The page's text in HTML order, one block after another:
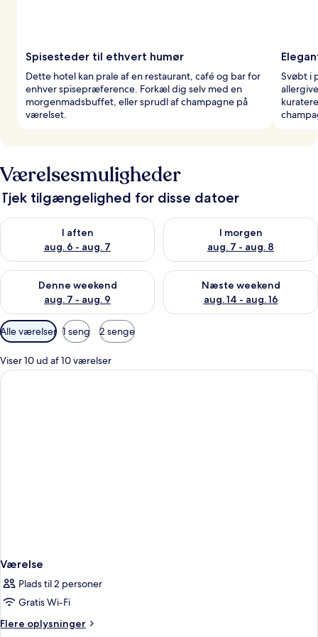
Spisesteder til ethvert humør
Dette hotel kan prale af en restaurant, café og bar for
enhver spisepræference. Forkæl dig selv med en
morgenmadsbuffet, eller sprudl af champagne på
værelset.
Svøbt i
Værelsesmuligheder
Tjek tilgængelighed for disse datoer
I aften
aug. 6 - aug. 7
Tjek tilgængelighed for i aften aug. 6 - aug. 7
I morgen
aug. 7 - aug. 8
Tjek tilgængelighed for i
Denne weekend
aug. 7 - aug. 9
Tjek tilgængelighed for denne weekend aug. 7 - aug. 9
Næste weekend
aug. 14 - aug. 16
Tjek tilgængelighed for næste
Tilgængelige
filtre
for
værelser
Alle værelser 1 seng 2 senge
Viser 10 ud af 10 værelser
Værelse
Plads til 2 personer
Gratis Wi-Fi
Flere oplysninger
Flere